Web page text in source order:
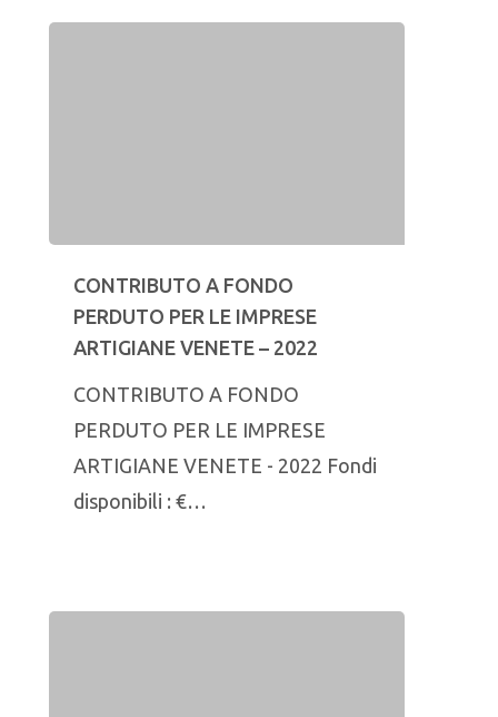
CONTRIBUTO A FONDO
PERDUTO PER LE IMPRESE
ARTIGIANE VENETE – 2022
CONTRIBUTO A FONDO
PERDUTO PER LE IMPRESE
ARTIGIANE VENETE - 2022 Fondi
disponibili : €…